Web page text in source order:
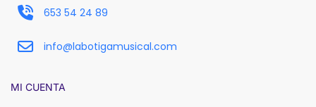
653 54 24 89
info@labotigamusical.com
MI CUENTA